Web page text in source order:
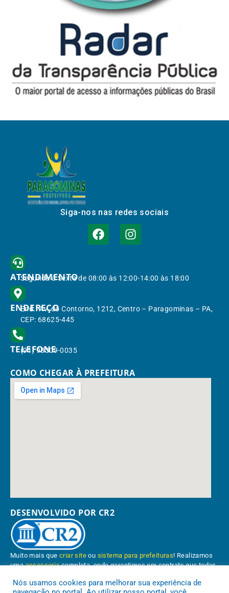
Siga-nos nas redes sociais
ATENDIMENTO
Segunda à Sexta de 08:00 às 12:00-14:00 às 18:00
ENDEREÇO
End.: Av. do Contorno, 1212, Centro – Paragominas – PA,
CEP: 68625-445
TELEFONE
(91) 98309-0035
COMO CHEGAR À PREFEITURA
DESENVOLVIDO POR CR2
Muito mais quecriar site ou sistema para prefeituras! Realizamos
umaassessoriacompleta, onde garantimos em contrato que todas
Nós usamos cookies para melhorar sua experiência de